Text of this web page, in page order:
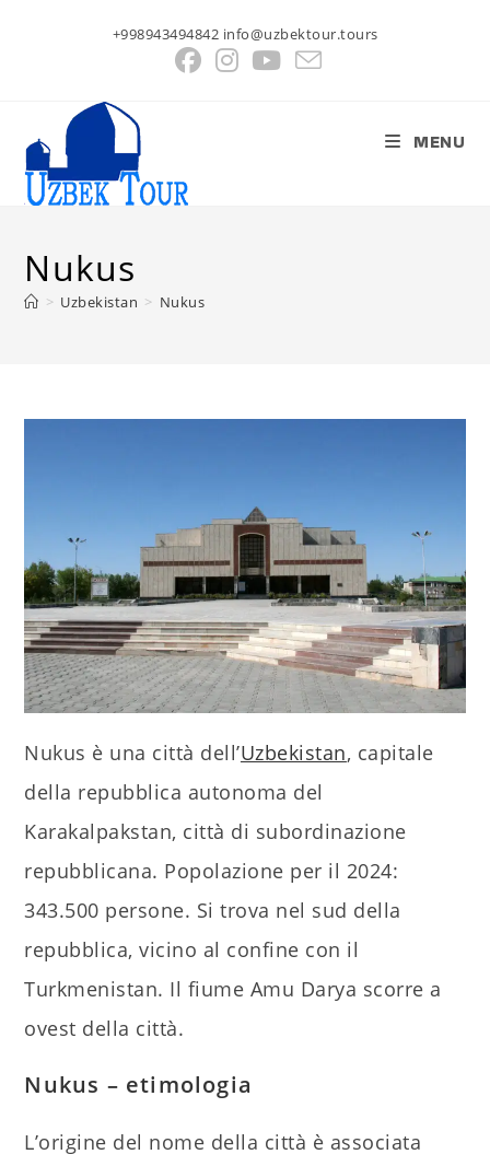
+998943494842 info@uzbektour.tours
MENU
Nukus
> Uzbekistan > Nukus
Nukus è una città dell’Uzbekistan, capitale
della repubblica autonoma del
Karakalpakstan, città di subordinazione
repubblicana. Popolazione per il 2024:
343.500 persone. Si trova nel sud della
repubblica, vicino al confine con il
Turkmenistan. Il fiume Amu Darya scorre a
ovest della città.
Nukus – etimologia
L’origine del nome della città è associata